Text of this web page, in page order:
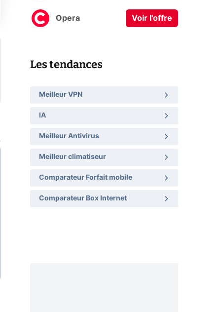
Opera Voir l'offre
Les tendances
Meilleur VPN
IA
Meilleur Antivirus
Meilleur climatiseur
Comparateur Forfait mobile
Comparateur Box Internet